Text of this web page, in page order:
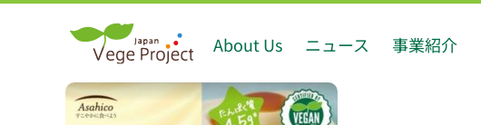
About Us ニュース 事業紹介